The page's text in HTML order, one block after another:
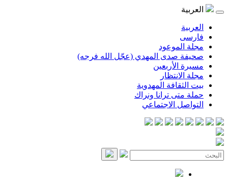
المهدي (عجّل الله فرجه)
المهدوية
ترانا ونراك
الاجتماعي